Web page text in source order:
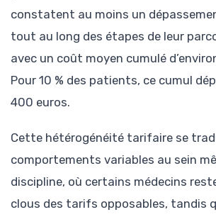
constatent au moins un
tout au long des étapes de leur
avec un coût moyen cumulé
Pour 10 % des patients, ce cumul
400 euros.
Cette hétérogénéité tarifaire se
comportements variables au sein
discipline, où certains médecins
clous des tarifs opposables, tandis